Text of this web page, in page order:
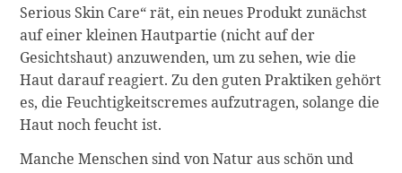
Serious Skin Care“ rät, ein neues Produkt zunächst
auf einer kleinen Hautpartie (nicht auf der
Gesichtshaut) anzuwenden, um zu sehen, wie die
Haut darauf reagiert. Zu den guten Praktiken gehört
es, die Feuchtigkeitscremes aufzutragen, solange die
Haut noch feucht ist.
Manche Menschen sind von Natur aus schön und